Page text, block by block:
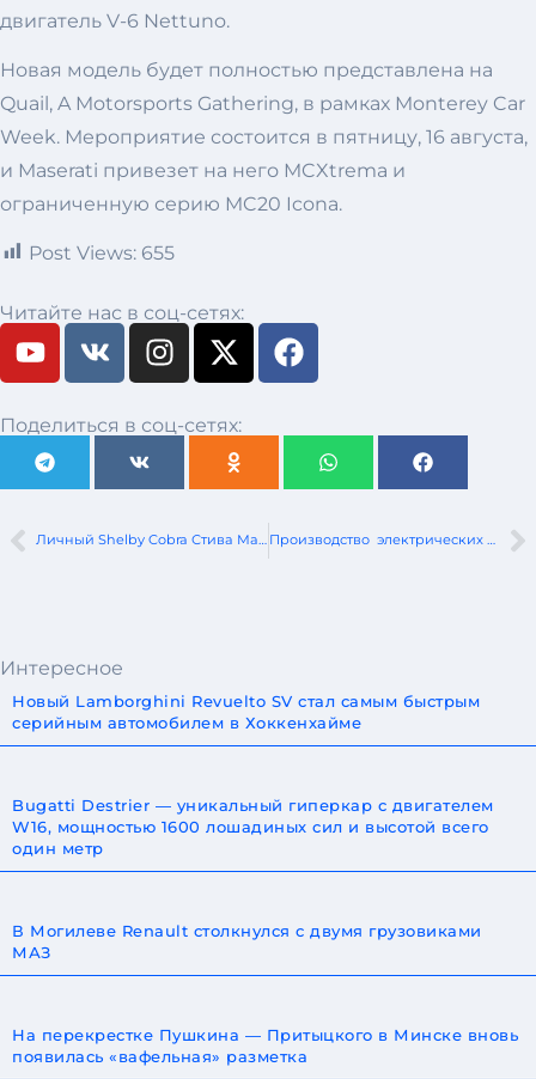
двигатель V-6 Nettuno.
Новая модель будет полностью представлена ​​на
Quail, A Motorsports Gathering, в рамках Monterey Car
Week. Мероприятие состоится в пятницу, 16 августа,
и Maserati привезет на него MCXtrema и
ограниченную серию MC20 Icona.
Post Views: 655
Читайте нас в соц-сетях:
Поделиться в соц-сетях:
Личный Shelby Cobra Стива Маккуина отправляется на аукцион Производство электрических суперспорткаров стартовало в Китае
Интересное
Новый Lamborghini Revuelto SV стал самым быстрым
серийным автомобилем в Хоккенхайме
Bugatti Destrier — уникальный гиперкар с двигателем
W16, мощностью 1600 лошадиных сил и высотой всего
один метр
В Могилеве Renault столкнулся с двумя грузовиками
МАЗ
На перекрестке Пушкина — Притыцкого в Минске вновь
появилась «вафельная» разметка